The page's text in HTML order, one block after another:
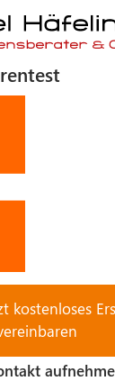
kostenloses